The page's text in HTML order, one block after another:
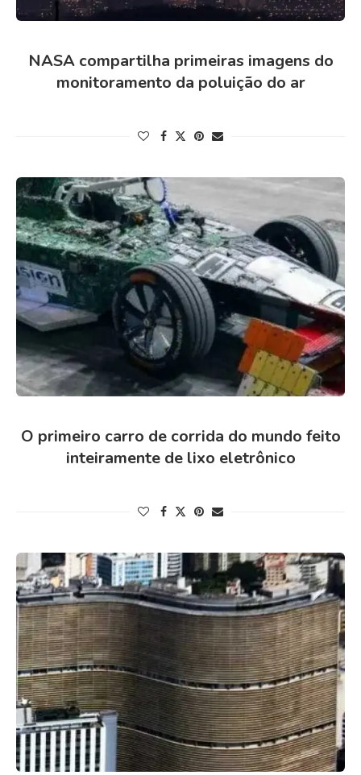
NASA compartilha primeiras imagens do
monitoramento da poluição do ar
O primeiro carro de corrida do mundo feito
inteiramente de lixo eletrônico